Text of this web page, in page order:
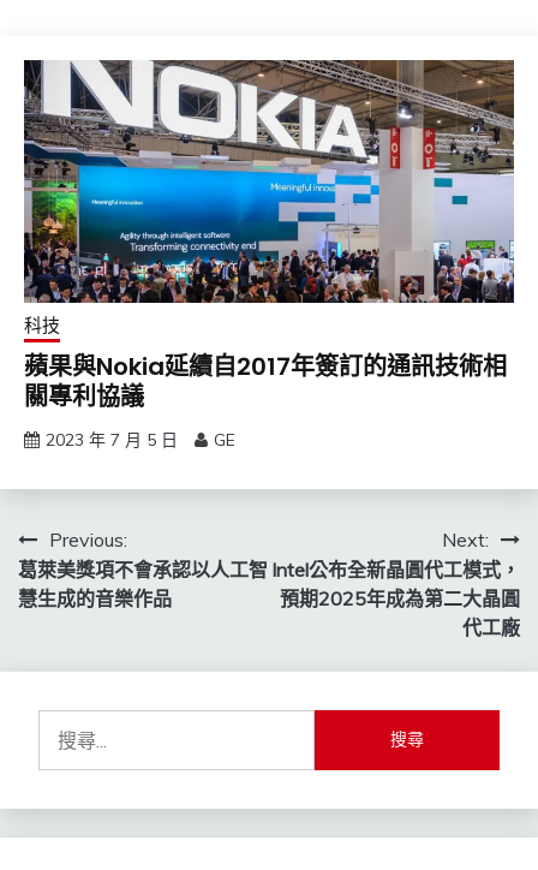
科技
蘋果與Nokia延續自2017年簽訂的通訊技術相
關專利協議
2023 年 7 月 5 日 GE
文
章
覽
Previous:
葛萊美獎項不會承認以人工智
慧生成的音樂作品
Next:
Intel公布全新晶圓代工模式，
預期2025年成為第二大晶圓
代工廠
鍵
字: